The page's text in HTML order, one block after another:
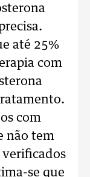
até 25%
com
com
não tem
verificados
se que